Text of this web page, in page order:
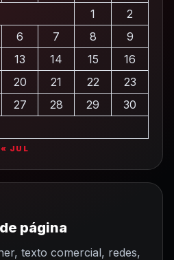
1
2
6 7 8
9
13 14 15
16
20 21 22
23
27 28 29
30
« JUL
página
texto comercial, redes,